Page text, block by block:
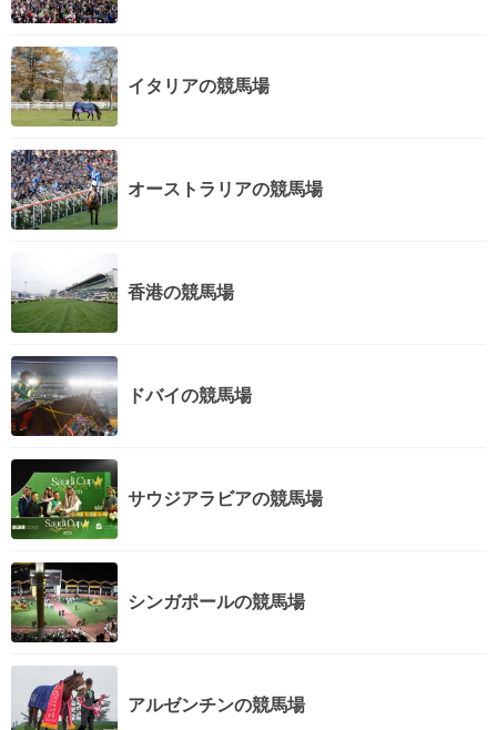
イタリアの競馬場
オーストラリアの競馬場
香港の競馬場
ドバイの競馬場
サウジアラビアの競馬場
シンガポールの競馬場
アルゼンチンの競馬場